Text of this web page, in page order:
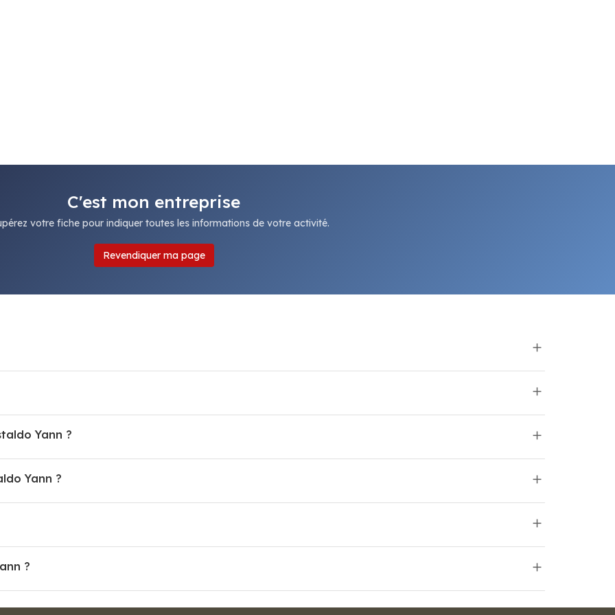
C'est mon entreprise
votre fiche pour indiquer toutes les informations de votre activité.
Revendiquer ma page
Yann ?
Yann ?
?